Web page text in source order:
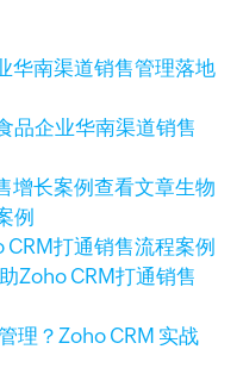
品企业华南渠道销售
查看文章生物
例
Zoho CRM打通销售